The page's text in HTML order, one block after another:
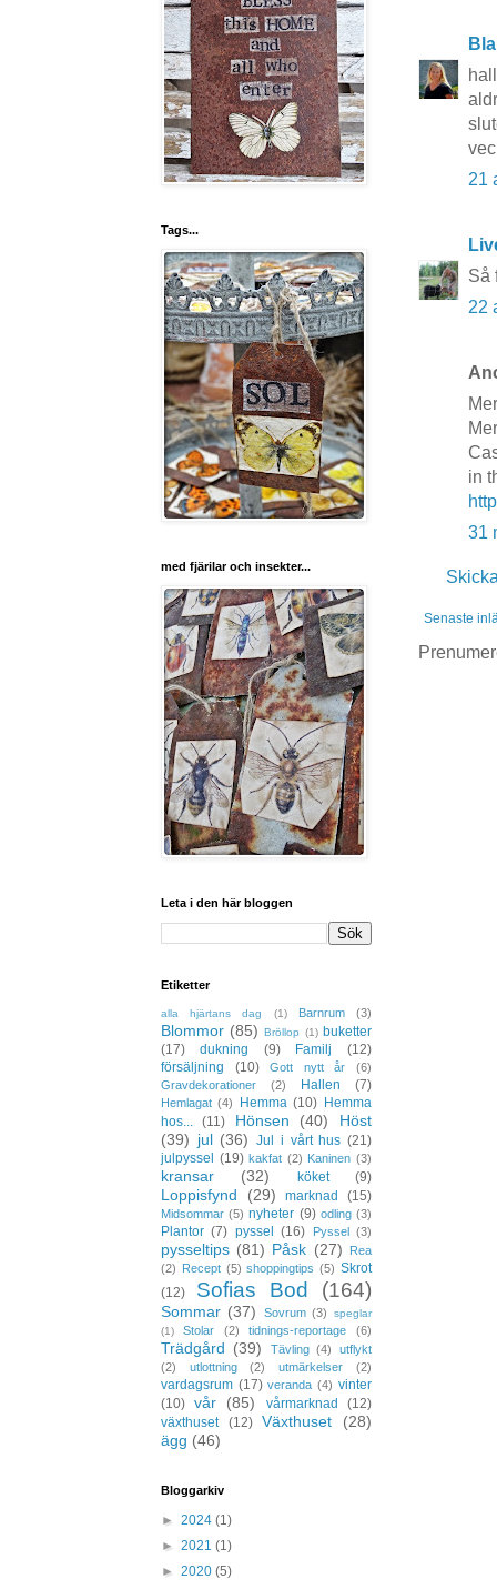
21
Så
22
in
31
Senaste
Tags...
med fjärilar och insekter...
Leta i den här bloggen
Etiketter
alla hjärtans dag (1) Barnrum (3)
Blommor (85) Bröllop (1) buketter
(17)
dukning (9) Familj
(12)
försäljning
(10) Gott nytt år
(6)
Gravdekorationer
(2) Hallen (7)
Hemlagat (4) Hemma (10) Hemma
hos...
(11) Hönsen (40)
Höst
(39) jul (36) Jul i vårt hus (21)
julpyssel
(19) kakfat (2) Kaninen (3)
kransar (32) köket (9)
Loppisfynd (29) marknad (15)
Midsommar (5) nyheter (9) odling (3)
Plantor (7) pyssel (16) Pyssel (3)
pysseltips (81) Påsk (27)
Rea
(2) Recept (5) shoppingtips (5) Skrot
(12)
Sofias Bod (164)
Sommar (37) Sovrum (3)
speglar
(1)
Stolar (2) tidnings-reportage (6)
Trädgård (39) Tävling (4)
utflykt
(2)
utlottning (2) utmärkelser (2)
vardagsrum (17) veranda (4) vinter
(10) vår (85) vårmarknad
(12)
växthuset
(12) Växthuset
(28)
ägg (46)
Bloggarkiv
► 2024 (1)
► 2021 (1)
► 2020 (5)